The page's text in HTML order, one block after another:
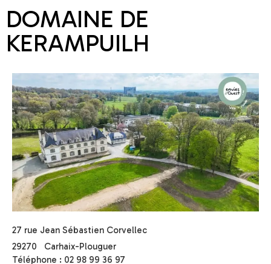
DOMAINE DE
KERAMPUILH
27 rue Jean Sébastien Corvellec
29270
Carhaix-Plouguer
Téléphone : 02 98 99 36 97